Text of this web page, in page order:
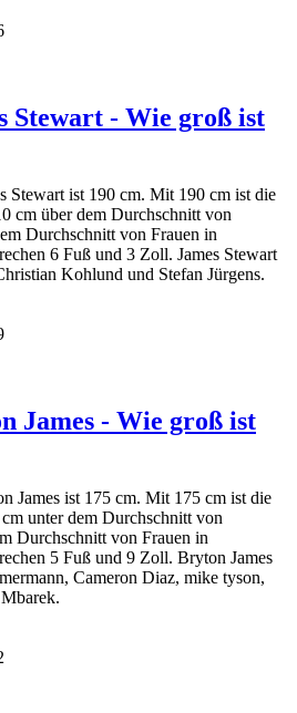
Stewart - Wie groß ist
Stewart ist 190 cm. Mit 190 cm ist die
cm über dem Durchschnitt von
Durchschnitt von Frauen in
6 Fuß und 3 Zoll. James Stewart
Kohlund und Stefan Jürgens.
James - Wie groß ist
James ist 175 cm. Mit 175 cm ist die
unter dem Durchschnitt von
Durchschnitt von Frauen in
5 Fuß und 9 Zoll. Bryton James
Cameron Diaz, mike tyson,